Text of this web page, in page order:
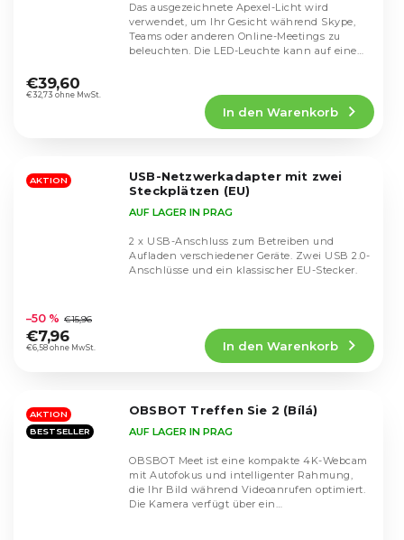
durchschnittliche
Produktbewertung
Sternen.
€32,73 ohne MwSt.
€39,60
In den Warenkorb
Das ausgezeichnete Apexel-Licht wird
verwendet, um Ihr Gesicht während Skype,
Teams oder anderen Online-Meetings zu
beleuchten. Die LED-Leuchte kann auf einem
AKTION
USB-Netzwerkadapter mit zwei
Steckplätzen (EU)
durchschnittliche
Produktbewertung
ist
Sternen.
AUF LAGER IN PRAG
€6,58 ohne MwSt.
–50 % €15,96
€7,96
In den Warenkorb
2 x USB-Anschluss zum Betreiben und
Aufladen verschiedener Geräte. Zwei USB 2.0-
Anschlüsse und ein klassischer EU-Stecker.
AKTION
BESTSELLER
OBSBOT Treffen Sie 2 (Bílá)
AUF LAGER IN PRAG
OBSBOT Meet ist eine kompakte 4K-Webcam
mit Autofokus und intelligenter Rahmung,
die Ihr Bild während Videoanrufen optimiert.
Die Kamera verfügt über ein